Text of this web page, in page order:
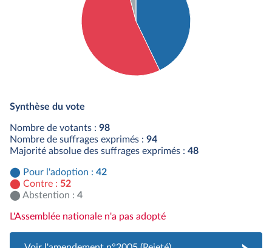
Synthèse du vote
Nombre de votants : 98
Nombre de suffrages exprimés : 94
Majorité absolue des suffrages exprimés : 48
Pour l'adoption : 42
Contre : 52
Abstention : 4
L'Assemblée nationale n'a pas adopté